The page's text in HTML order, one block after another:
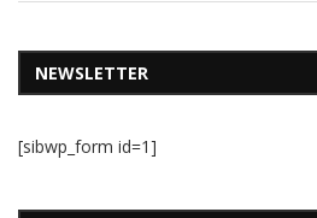
NEWSLETTER
[sibwp_form id=1]